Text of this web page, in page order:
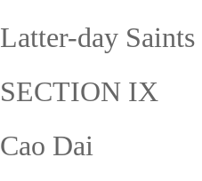
Latter-day Saints
SECTION IX
Cao Dai